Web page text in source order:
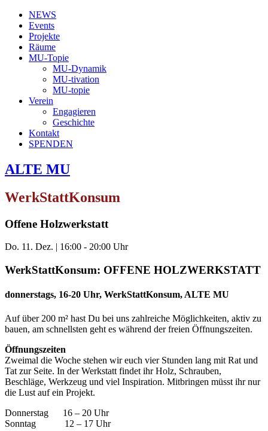
NEWS
Events
Projekte
Räume
MU-Topie
MU-Dynamik
MU-tivation
MU-topie
Verein
Engagieren
Geschichte
Kontakt
SPENDEN
ALTE MU
WerkStattKonsum
Offene Holzwerkstatt
Do. 11. Dez. | 16:00 - 20:00 Uhr
WerkStattKonsum: OFFENE HOLZWERKSTATT
donnerstags, 16-20 Uhr, WerkStattKonsum, ALTE MU
Auf über 200 m² hast Du bei uns zahlreiche Möglichkeiten, aktiv zu
bauen, am schnellsten geht es während der freien Öffnungszeiten.
Öffnungszeiten
Zweimal die Woche stehen wir euch vier Stunden lang mit Rat und
Tat zur Seite. In der Werkstatt findet ihr Holz, Schrauben,
Beschläge, Werkzeug und viel Inspiration. Mitbringen müsst ihr nur
die Lust auf ein Projekt.
Donnerstag 16 – 20 Uhr
Sonntag 12 – 17 Uhr